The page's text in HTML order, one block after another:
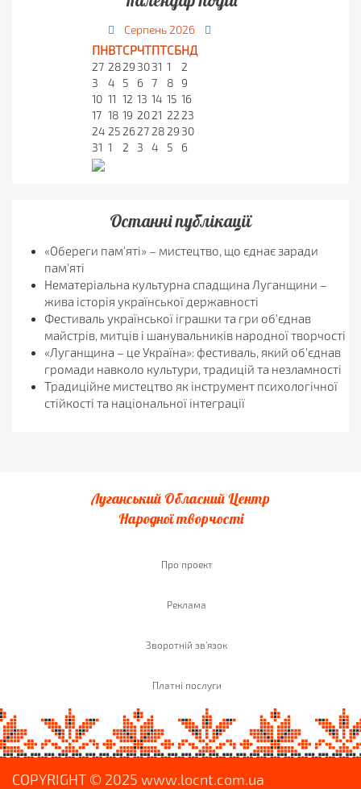
Серпень 2026
ПНВТСРЧТПТСБНД
27 2829 3031 1
2
3
4 5 6 7 8 9
10 11 12 13 14 15 16
17 18 19 2021 22 23
24 25 2627 28 29 30
31 1 2 3 4 5 6
Останні публікації
«Обереги пам'яті» – мистецтво, що єднає заради
пам'яті
Нематеріальна культурна спадщина Луганщини –
жива історія української державності
Фестиваль української іграшки та гри об'єднав
майстрів, митців і шанувальників народної творчості
«Луганщина – це Україна»: фестиваль, який об'єднав
громади навколо культури, традицій та незламності
Традиційне мистецтво як інструмент психологічної
стійкості та національної інтеграції
Луганський Обласний Центр
Народної творчості
Про проект
Реклама
Зворотній зв'язок
Платні послуги
COPYRIGHT © 2025 www.locnt.com.ua